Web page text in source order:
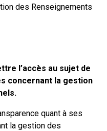
des Renseignements
l’accès au sujet de
concernant la gestion
quant à ses
la gestion des